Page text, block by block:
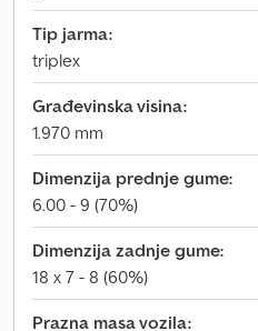
Tip jarma:
triplex
Građevinska visina:
1.970 mm
Dimenzija prednje gume:
6.00 - 9 (70%)
Dimenzija zadnje gume:
18 x 7 - 8 (60%)
Prazna masa vozila: